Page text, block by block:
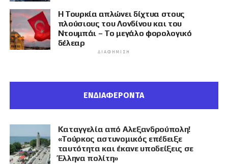
Η Τουρκία απλώνει δίχτυα στους
πλούσιους του Λονδίνου και του
Ντουμπάι – Το μεγάλο φορολογικό
δέλεαρ
ΔΙΑΦΉΜΙΣΗ
ΕΝΔΙΑΦΕΡΟΝΤΑ
Καταγγελία από Αλεξανδρούπολη!
«Τούρκος αστυνομικός επέδειξε
ταυτότητα και έκανε υποδείξεις σε
Έλληνα πολίτη»